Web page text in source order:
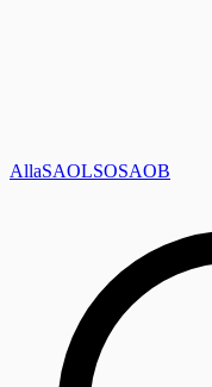
AllaSAOLSOSAOB